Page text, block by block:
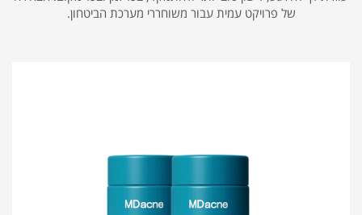
של פרויקט עמית עבור משוחררי מערכת הביטחון.